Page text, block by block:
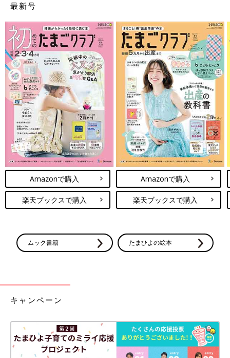
最新号
Amazonで購入
楽天ブックスで購入
Amazonで購入
楽天ブックスで購入
ムック書籍 たまひよの絵本
キャンペーン